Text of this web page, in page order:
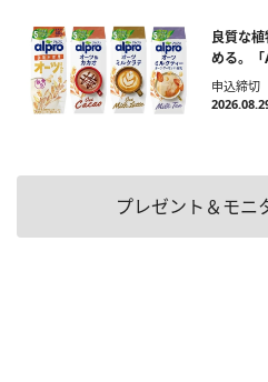
良質な
める。「
申込締切
プレゼント＆モニ